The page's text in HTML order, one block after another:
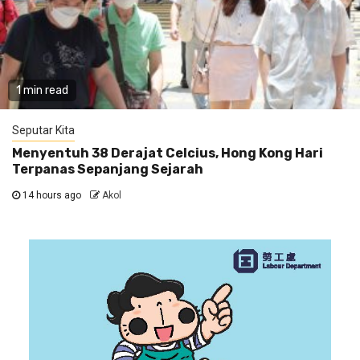
1 min read
Seputar Kita
Menyentuh 38 Derajat Celcius, Hong Kong Hari
Terpanas Sepanjang Sejarah
14 hours ago Akol